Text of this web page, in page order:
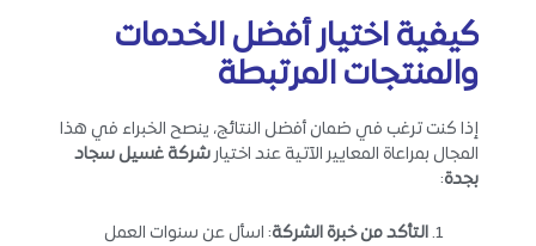
كيفية اختيار أفضل الخدمات
والمنتجات المرتبطة
إذا كنت ترغب في ضمان أفضل النتائج، ينصح الخبراء في هذا
المجال بمراعاة المعايير الآتية عند اختيار شركة غسيل سجاد
بجدة:
التأكد من خبرة الشركة: اسأل عن سنوات العمل